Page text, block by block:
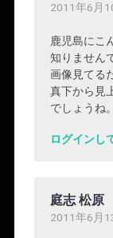
2011年6月
鹿児島にこ
知りません
画像見てる
真下から見
でしょうね。
ログインし
庭志 松原
2011年6月